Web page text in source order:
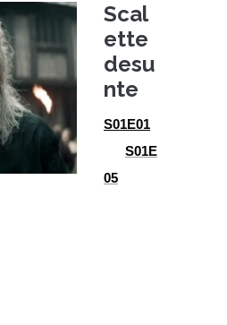
Scal
ette
desu
nte
S01E01
S01E
05